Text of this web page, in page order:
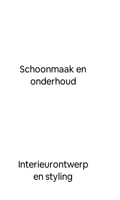
Schoonmaak en
onderhoud
Interieurontwerp
en styling